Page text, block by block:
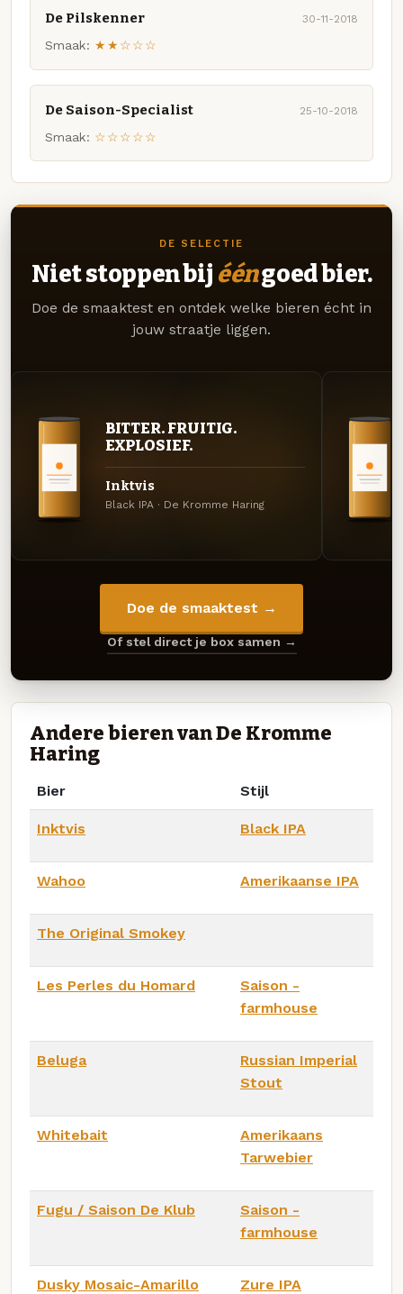
De Pilskenner 30-11-2018
Smaak: ★★☆☆☆
De Saison-Specialist 25-10-2018
Smaak: ☆☆☆☆☆
DE SELECTIE
Niet stoppen bij ééngoed bier.
Doe de smaaktest en ontdek welke bieren écht in
jouw straatje liggen.
BITTER. FRUITIG.
EXPLOSIEF.
Inktvis
Black IPA · De Kromme Haring
Doe de smaaktest →
Of stel direct je box samen →
Andere bieren van De Kromme
Haring
Bier Stijl
Inktvis Black IPA
Wahoo Amerikaanse IPA
The Original Smokey
Les Perles du Homard
Saison -
farmhouse
Beluga
Russian Imperial
Stout
Whitebait
Amerikaans
Tarwebier
Fugu / Saison De Klub
Saison -
farmhouse
Dusky Mosaic-Amarillo Zure IPA